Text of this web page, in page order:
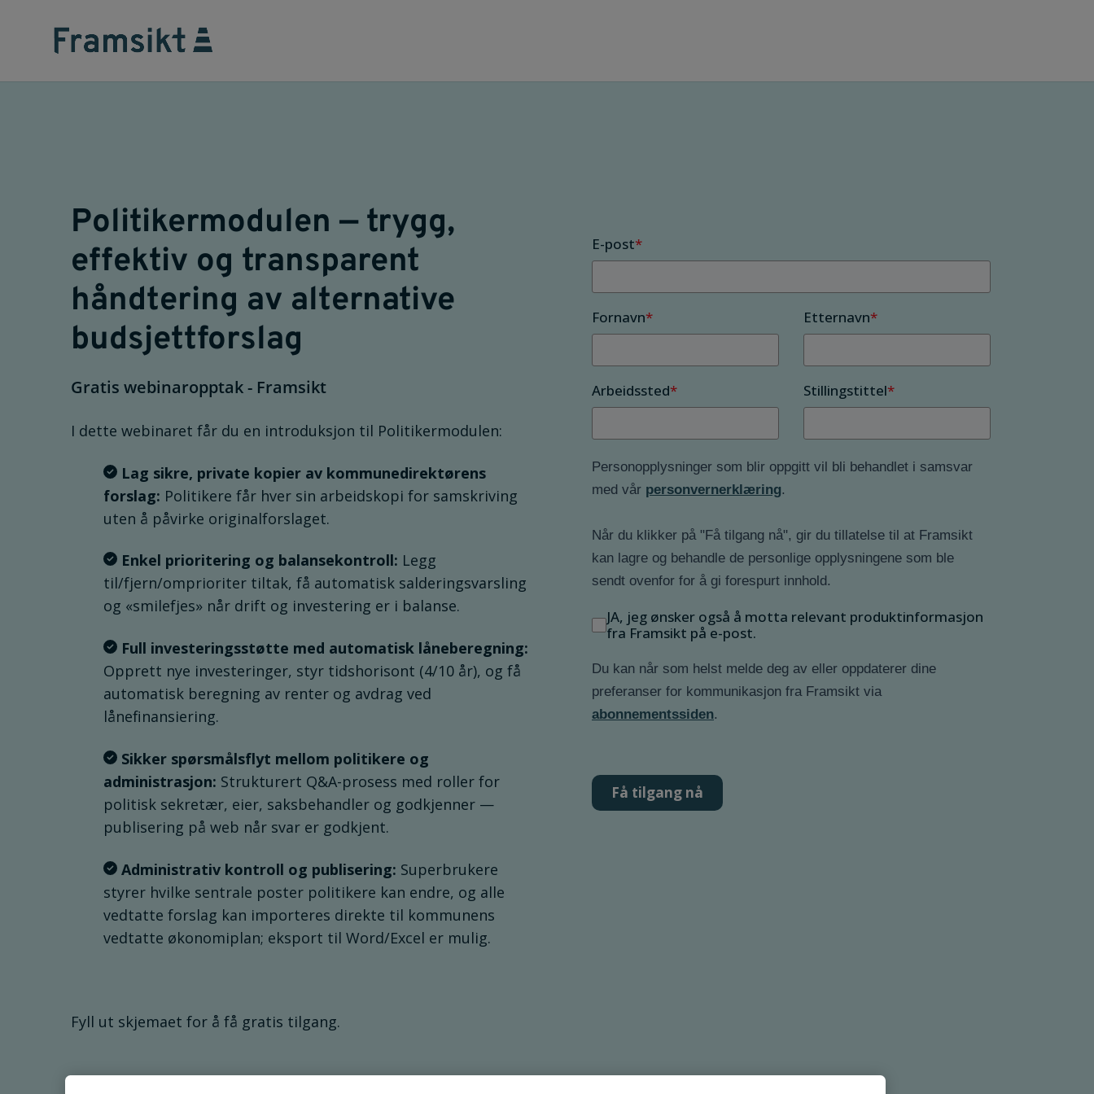
Politikermodulen — trygg,
effektiv og transparent
håndtering av alternative
budsjettforslag
Gratis webinaropptak - Framsikt
I dette webinaret får du en introduksjon til Politikermodulen:
Lag sikre, private kopier av kommunedirektørens
forslag: Politikere får hver sin arbeidskopi for samskriving
uten å påvirke originalforslaget.
Enkel prioritering og balansekontroll: Legg
til/fjern/omprioriter tiltak, få automatisk salderingsvarsling
og «smilefjes» når drift og investering er i balanse.
Full investeringsstøtte med automatisk låneberegning:
Opprett nye investeringer, styr tidshorisont (4/10 år), og få
automatisk beregning av renter og avdrag ved
lånefinansiering.
Sikker spørsmålsflyt mellom politikere og
administrasjon: Strukturert Q&A-prosess med roller for
politisk sekretær, eier, saksbehandler og godkjenner —
publisering på web når svar er godkjent.
Administrativ kontroll og publisering: Superbrukere
styrer hvilke sentrale poster politikere kan endre, og alle
vedtatte forslag kan importeres direkte til kommunens
vedtatte økonomiplan; eksport til Word/Excel er mulig.
Fyll ut skjemaet for å få gratis tilgang.
E-post*
Fornavn* Etternavn*
Arbeidssted* Stillingstittel*
Personopplysninger som blir oppgitt vil bli behandlet i samsvar
med vår personvernerklæring.
Når du klikker på "Få tilgang nå", gir du tillatelse til at Framsikt
kan lagre og behandle de personlige opplysningene som ble
sendt ovenfor for å gi forespurt innhold.
JA, jeg ønsker også å motta relevant produktinformasjon
fra Framsikt på e-post.
Du kan når som helst melde deg av eller oppdaterer dine
preferanser for kommunikasjon fra Framsikt via
abonnementssiden.
Få tilgang nå